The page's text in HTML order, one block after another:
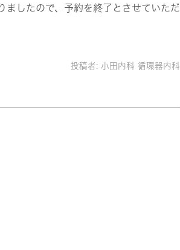
ましたので、予約を終了とさせていただ
投稿者: 小田内科 循環器内科